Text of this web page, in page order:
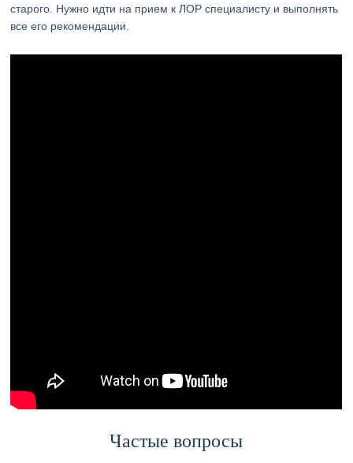
старого. Нужно идти на прием к ЛОР специалисту и выполнять
все его рекомендации.
Частые вопросы